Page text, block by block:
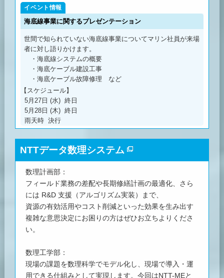
海底線事業に関するプレゼンテーション
世間で知られていない海底線事業についてマリン社員が来場
者に対し語りかけます。
・海底線システムの概要
・海底ケーブル建設工事
・海底ケーブル故障修理 など
【スケジュール】
5月27日 (水) 終日
5月28日 (木) 終日
雨天時 決行
NTTデータ数理システム
数理計画部：
フィールド業務の差配や長期修繕計画の最適化、さら
には R&D 支援（アルゴリズム実装）まで、
資源の有効活用やコスト削減といった効果を生み出す
複雑な意思決定にお困りの方はぜひお立ちよりくださ
い。
数理工学部：
現場の課題を数理科学でモデル化し、現場で導入・運
用できる仕組みとして実現します。今回はNTT-MEと